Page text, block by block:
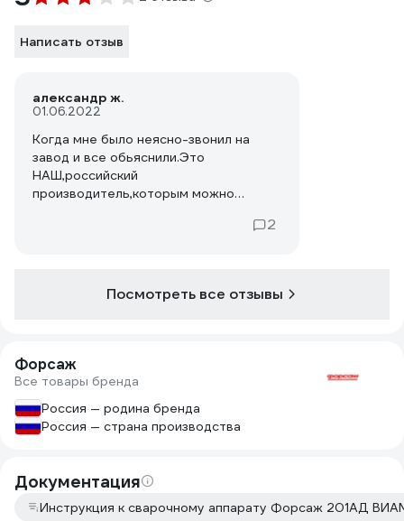
Написать отзыв
александр ж.
01.06.2022
Когда мне было неясно-звонил на
завод и все обьяснили.Это
НАШ,российский
производитель,которым можно
2
Посмотреть все отзывы
Форсаж
Все товары бренда
Россия — родина бренда
Россия — страна производства
Документация
Инструкция к сварочному аппарату Форсаж 201АД